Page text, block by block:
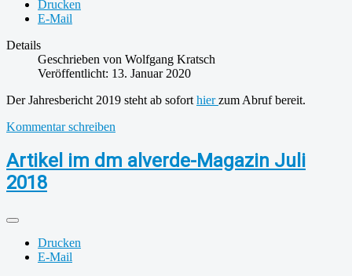
Drucken
E-Mail
Details
Geschrieben von Wolfgang Kratsch
Veröffentlicht: 13. Januar 2020
Der Jahresbericht 2019 steht ab soforthierzum Abruf bereit.
Kommentar schreiben
Artikel im dm alverde-Magazin Juli
2018
Drucken
E-Mail